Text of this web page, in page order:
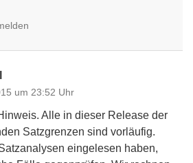
um 23:52 Uhr
Alle in dieser Release der
Satzgrenzen sind vorläufig.
eingelesen haben,